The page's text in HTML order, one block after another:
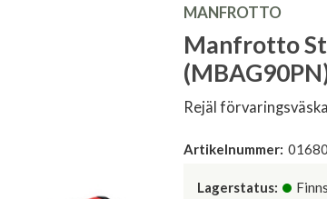
MANFROTTO
Manfrotto
Rejäl
Artikelnummer:
Lagerstatus: